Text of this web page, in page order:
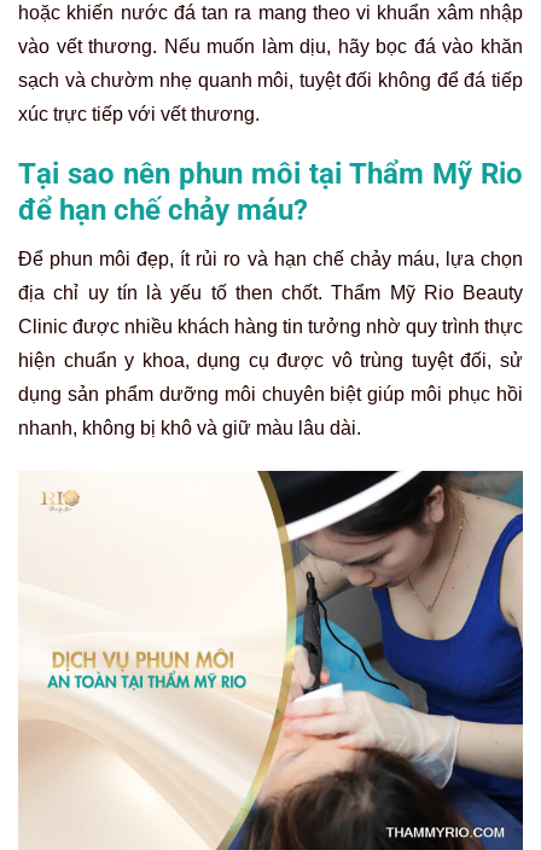
hoặc khiến nước đá tan ra mang theo vi khuẩn xâm nhập
vào vết thương. Nếu muốn làm dịu, hãy bọc đá vào khăn
sạch và chườm nhẹ quanh môi, tuyệt đối không để đá tiếp
xúc trực tiếp với vết thương.
Tại sao nên phun môi tại Thẩm Mỹ Rio
để hạn chế chảy máu?
Để phun môi đẹp, ít rủi ro và hạn chế chảy máu, lựa chọn
địa chỉ uy tín là yếu tố then chốt. Thẩm Mỹ Rio Beauty
Clinic được nhiều khách hàng tin tưởng nhờ quy trình thực
hiện chuẩn y khoa, dụng cụ được vô trùng tuyệt đối, sử
dụng sản phẩm dưỡng môi chuyên biệt giúp môi phục hồi
nhanh, không bị khô và giữ màu lâu dài.